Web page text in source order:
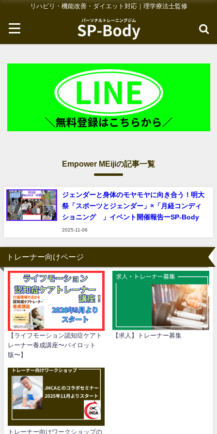
リハビリ・機能改善・ダイエット対応｜理学療法士監修
Empower MEijiの記事一覧
ジェンダーと身体のモヤモヤに向き合う！明大
祭「スポーツとジェンダー」×「月経コンディ
ショニング®︎」イベント開催報告ーSP-Body
2025-11-06
トレーナー向けページ
【ライフモーション認知症ケアト
レーナー養成講座〜パイロット
版〜】
【求人】トレーナー募集
トレーナー向けワークショップの